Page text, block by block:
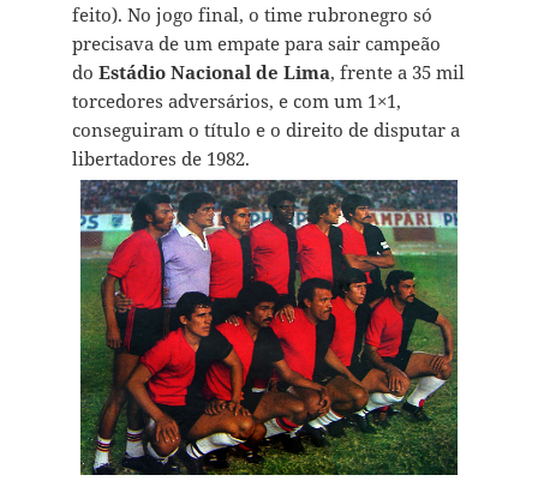
feito). No jogo final, o time rubronegro só
precisava de um empate para sair campeão
do Estádio Nacional de Lima, frente a 35 mil
torcedores adversários, e com um 1×1,
conseguiram o título e o direito de disputar a
libertadores de 1982.